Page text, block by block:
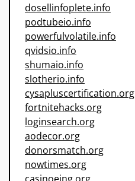
dosellinfoplete.info
podtubeio.info
powerfulvolatile.info
qvidsio.info
shumaio.info
slotherio.info
cysapluscertification.org
fortnitehacks.org
loginsearch.org
aodecor.org
donorsmatch.org
nowtimes.org